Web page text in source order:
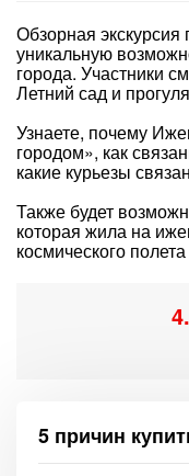
Обзорная
уникальную
города. Участники
Летний сад и
Узнаете, почему
городом», как
какие курьезы
Также будет
которая жила на
космического полета
5 причин